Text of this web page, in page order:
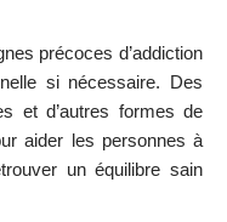
précoces d’addiction
si nécessaire. Des
et d’autres formes de
aider les personnes à
un équilibre sain